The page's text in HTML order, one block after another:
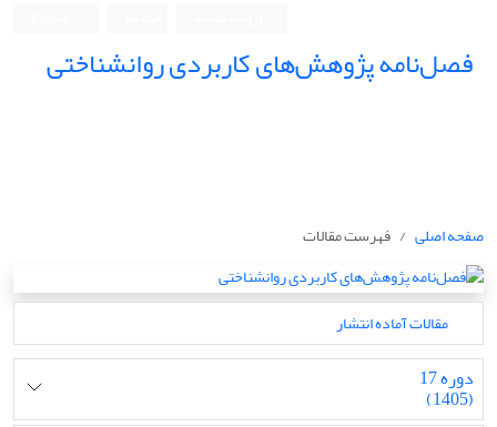
فصل‌نامه پژوهش‌های کاربردی روانشناختی
صفحه اصلی فهرست مقالات
مقالات آماده انتشار
دوره 17
(1405)